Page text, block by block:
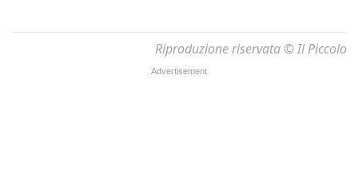
Riproduzione riservata © Il Piccolo